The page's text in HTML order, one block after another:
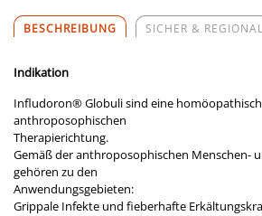
BESCHREIBUNG SICHER & REGIONAL
Indikation
Infludoron® Globuli sind eine
anthroposophischen
Therapierichtung.
Gemäß der anthroposophischen Menschen-
gehören zu den
Anwendungsgebieten:
Grippale Infekte und fieberhafte